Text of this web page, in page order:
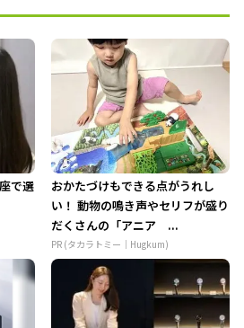
で選
おかたづけもできる点がうれし
い！ 動物の鳴き声やセリフが盛り
だくさんの「アニア ...
PR (タカラトミー｜Hugkum)